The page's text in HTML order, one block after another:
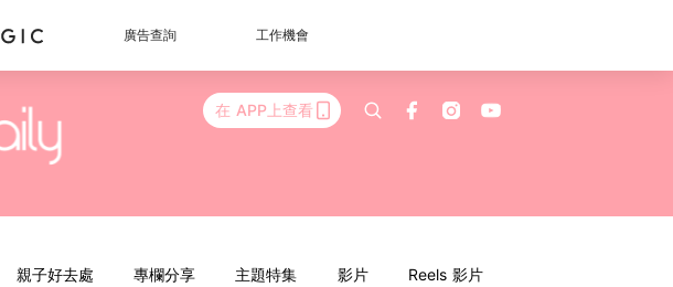
廣告查詢 工作機會
在 APP上查看
親子好去處 專欄分享 主題特集 影片 Reels 影片